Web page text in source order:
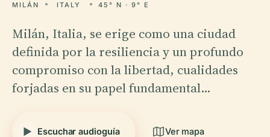
MILÁN ITALY 45° N · 9° E
Milán, Italia, se erige como una ciudad
definida por la resiliencia y un profundo
compromiso con la libertad, cualidades
forjadas en su papel fundamental…
Escuchar audioguía Ver mapa